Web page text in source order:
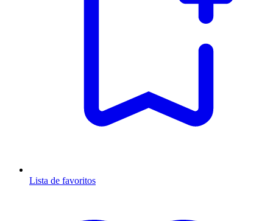
Lista de favoritos